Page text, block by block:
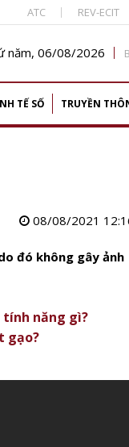
ATC REV-ECIT
năm, 06/08/2026
TẾ SỐ TRUYỀN
08/08/2021
đó không gây ảnh
tính năng gì?
gạo?